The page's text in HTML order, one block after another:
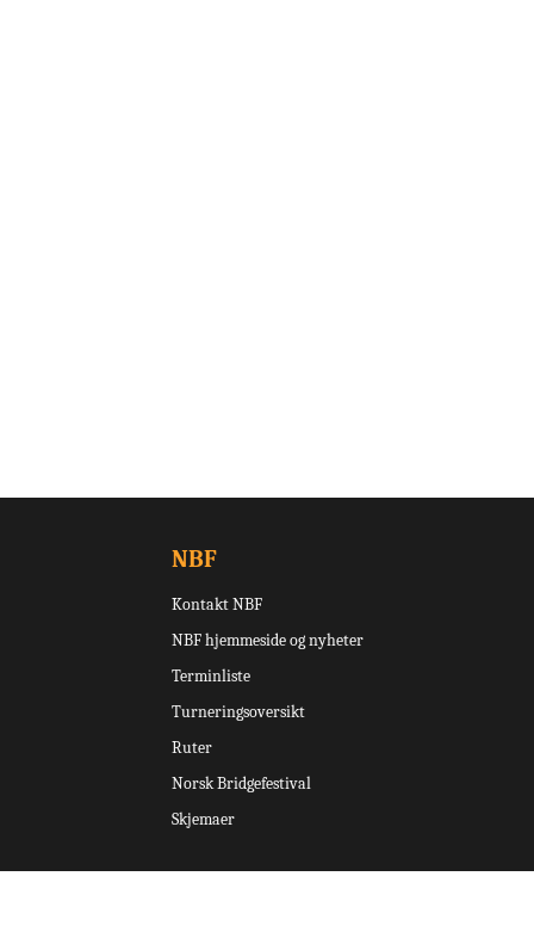
NBF
Kontakt NBF
NBF hjemmeside og nyheter
Terminliste
Turneringsoversikt
Ruter
Norsk Bridgefestival
Skjemaer